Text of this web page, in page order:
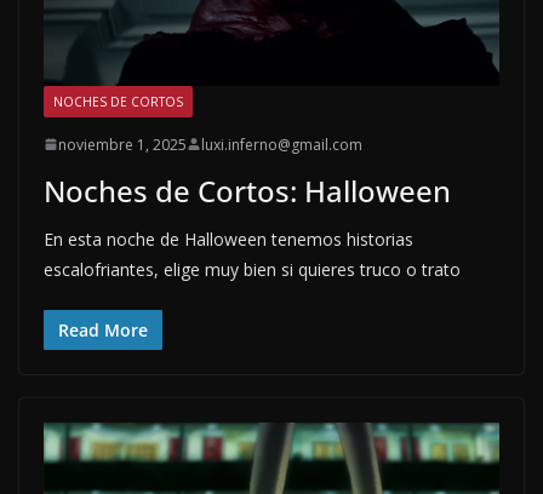
NOCHES DE CORTOS
noviembre 1, 2025 luxi.inferno@gmail.com
Noches de Cortos: Halloween
En esta noche de Halloween tenemos historias
escalofriantes, elige muy bien si quieres truco o trato
Read More